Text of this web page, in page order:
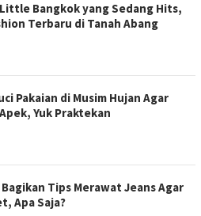
Bangkok yang Sedang Hits,
Terbaru di Tanah Abang
Pakaian di Musim Hujan Agar
Yuk Praktekan
Bagikan Tips Merawat Jeans Agar
Apa Saja?